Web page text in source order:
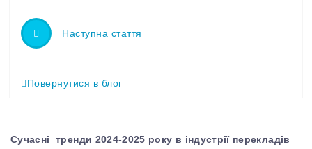
Наступна стаття
Повернутися в блог
Сучасні тренди 2024-2025 року в індустрії перекладів